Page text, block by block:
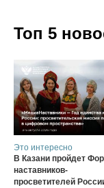
Топ 5
Это интересно
В Казани пройдет
наставников-
просветителей